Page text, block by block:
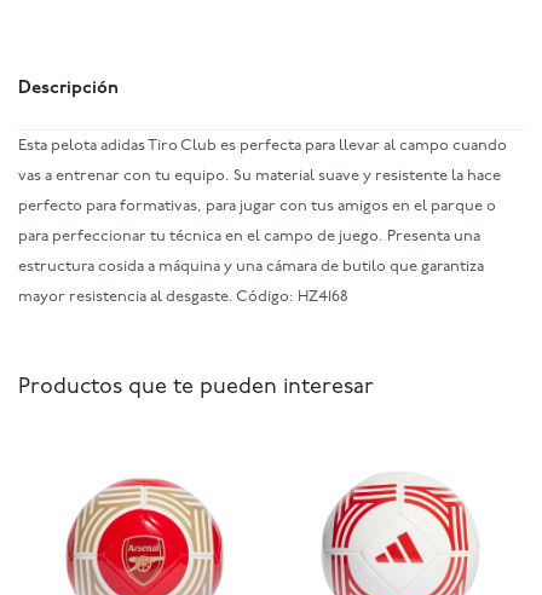
Descripción
Esta pelota adidas Tiro Club es perfecta para llevar al campo cuando
vas a entrenar con tu equipo. Su material suave y resistente la hace
perfecto para formativas, para jugar con tus amigos en el parque o
para perfeccionar tu técnica en el campo de juego. Presenta una
estructura cosida a máquina y una cámara de butilo que garantiza
mayor resistencia al desgaste. Código: HZ4168
Productos que te pueden interesar